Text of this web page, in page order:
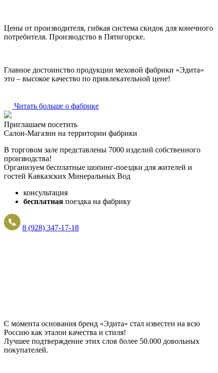
Цены от производителя, гибкая система скидок для конечного
потребителя. Производство в Пятигорске.
Главное достоинство продукции меховой фабрики «Эдита»
это – высокое качество по привлекательной цене!
Читать больше о фабрике
Приглашаем посетить
Салон-Магазин на территории фабрики
В торговом зале представлены 7000 изделий собственного
производства!
Организуем бесплатные шопинг-поездки для жителей и
гостей Кавказских Минеральных Вод
консультация
бесплатная поездка на фабрику
8 (928) 347-17-18
С момента основания бренд «Эдита» стал известен на всю
Россию как эталон качества и стиля!
Лучшее подтверждение этих слов более 50.000 довольных
покупателей.